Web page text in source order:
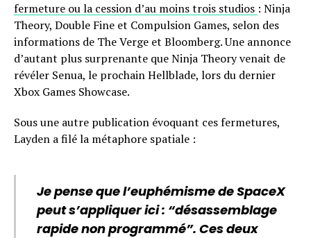
fermeture ou la cession d’au moins trois studios : Ninja
Theory, Double Fine et Compulsion Games, selon des
informations de The Verge et Bloomberg. Une annonce
d’autant plus surprenante que Ninja Theory venait de
révéler Senua, le prochain Hellblade, lors du dernier
Xbox Games Showcase.
Sous une autre publication évoquant ces fermetures,
Layden a filé la métaphore spatiale :
Je pense que l’euphémisme de SpaceX
peut s’appliquer ici : “désassemblage
rapide non programmé”. Ces deux